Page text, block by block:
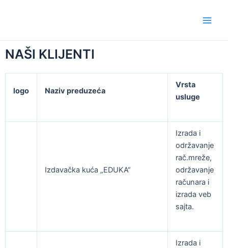
NAŠI KLIJENTI
logo Naziv preduzeća
Vrsta
usluge
Izdavačka kuća „EDUKA“
Izrada i
održavanje
rač.mreže,
održavanje
računara i
izrada veb
sajta.
Izrada i